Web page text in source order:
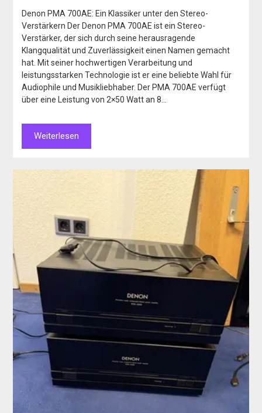
Denon PMA 700AE: Ein Klassiker unter den Stereo-
Verstärkern Der Denon PMA 700AE ist ein Stereo-
Verstärker, der sich durch seine herausragende
Klangqualität und Zuverlässigkeit einen Namen gemacht
hat. Mit seiner hochwertigen Verarbeitung und
leistungsstarken Technologie ist er eine beliebte Wahl für
Audiophile und Musikliebhaber. Der PMA 700AE verfügt
über eine Leistung von 2×50 Watt an 8…
Weiterlesen